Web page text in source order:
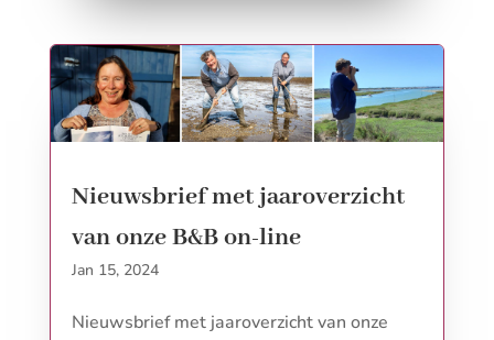
Nieuwsbrief met jaaroverzicht
van onze B&B on-line
Jan 15, 2024
Nieuwsbrief met jaaroverzicht van onze